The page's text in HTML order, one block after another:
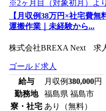
【月収例38万円×社宅費
運搬作業｜未経験から...
株式会社BREXA Next 求
ゴールド求人
給与
月収例380,000円
勤務地
福島県 福島市
寮・社宅 あり（無料）